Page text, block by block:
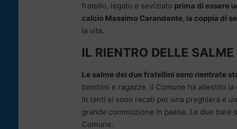
fratello, legato e seviziato prima di essere
calcio Massimo Carandente, la coppia di
la vita.
IL RIENTRO DELLE SALME
Le salme dei due fratellini sono rientrate
bambini e ragazze, il Comune ha allestito
In tanti si sono recati per una preghiera e
grande commozione in paese. Le due
Comune.